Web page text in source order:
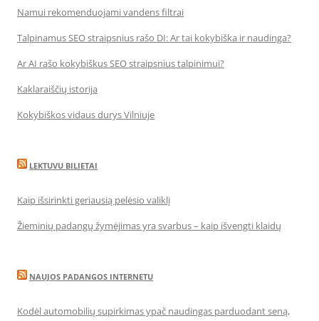
Namui rekomenduojami vandens filtrai
Talpinamus SEO straipsnius rašo DI: Ar tai kokybiška ir naudinga?
Ar AI rašo kokybiškus SEO straipsnius talpinimui?
Kaklaraiščių istorija
Kokybiškos vidaus durys Vilniuje
LEKTUVU BILIETAI
Kaip išsirinkti geriausią pelėsio valiklį
Žieminių padangų žymėjimas yra svarbus – kaip išvengti klaidų
NAUJOS PADANGOS INTERNETU
Kodėl automobilių supirkimas ypač naudingas parduodant seną,